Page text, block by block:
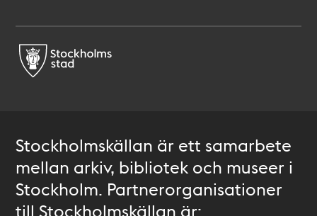
Stockholmskällan är ett samarbete
mellan arkiv, bibliotek och museer i
Stockholm. Partnerorganisationer
till Stockholmskällan är: